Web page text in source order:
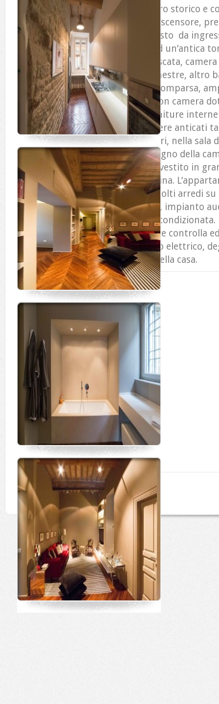
PIAZZA ITALIA nel cuore del centro storico e
in bellissimo palazzo nobile con ascensore,
appartamento di mq. 160 composto da
parete in pietra appartamento ad un’antica
con camino, sala da pranzo affrescata,
ed ampio bagno interno con 2 finestre, altro
lavanderia tramite una porta a scomparsa,
in resina che accede al 2° livello con camera
bagno interno con finestra. Le finiture
pavimenti sono in parquet di rovere anticati
infissi sono in pvc con i doppi vetri, nella sala
bellissimi affreschi del 1600, il bagno della
marmo di Trani, l’altro bagno è rivestito in
superiore i pavimenti sono in resina.
pareti attrezzate, con nicchie e molti arredi
led, faretti ad incasso all’ingresso, impianto
riscaldamento a pavimento, aria
anche di impianto di domotica che controlla
distanza, la gestione dell’impianto elettrico,
tutti gli apparecchi in funzione nella casa.